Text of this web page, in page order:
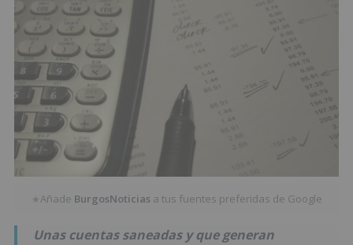
★Añade BurgosNoticias a tus fuentes preferidas de Google
Unas cuentas saneadas y que generan